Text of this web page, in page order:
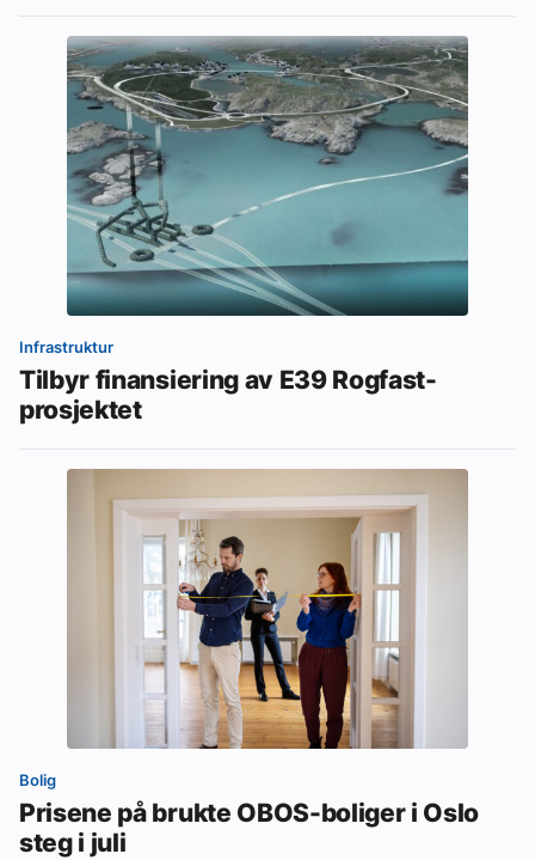
Infrastruktur
Tilbyr finansiering av E39 Rogfast-
prosjektet
Bolig
Prisene på brukte OBOS-boliger i Oslo
steg i juli